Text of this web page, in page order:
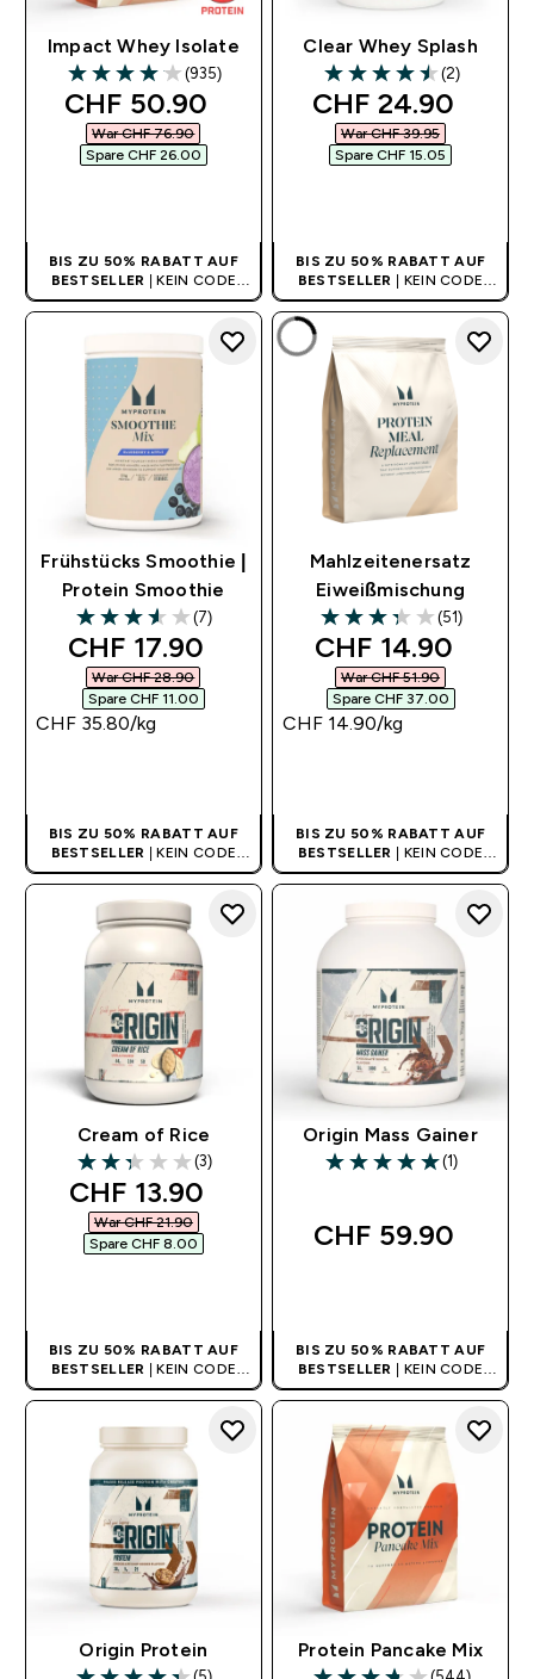
Impact Whey Isolate
4.07 out of 5 stars
(935)
discounted price
CHF 50.90‎
War CHF 76.90‎
Spare CHF 26.00‎
BIS ZU 50% RABATT AUF
BESTSELLER
| KEIN CODE
BENÖTIGT
Clear Whey Splash
4.5 out of 5 stars
(2)
discounted price
CHF 24.90‎
War CHF 39.95‎
Spare CHF 15.05‎
BIS ZU 50% RABATT AUF
BESTSELLER
| KEIN CODE
BENÖTIGT
Frühstücks Smoothie |
Protein Smoothie
3.57 out of 5 stars
(7)
discounted price
CHF 17.90‎
War CHF 28.90‎
Spare CHF 11.00‎
CHF 35.80‎/kg
BIS ZU 50% RABATT AUF
BESTSELLER
| KEIN CODE
BENÖTIGT
Mahlzeitenersatz
Eiweißmischung
3.33 out of 5 stars
(51)
discounted price
CHF 14.90‎
War CHF 51.90‎
Spare CHF 37.00‎
CHF 14.90‎/kg
BIS ZU 50% RABATT AUF
BESTSELLER
| KEIN CODE
BENÖTIGT
Cream of Rice
2.33 out of 5 stars
(3)
discounted price
CHF 13.90‎
War CHF 21.90‎
Spare CHF 8.00‎
BIS ZU 50% RABATT AUF
BESTSELLER | KEIN CODE
BENÖTIGT
Origin Mass Gainer
5 out of 5 stars
(1)
CHF 59.90‎
BIS ZU 50% RABATT AUF
BESTSELLER | KEIN CODE
BENÖTIGT
Origin Protein
Protein Pancake Mix